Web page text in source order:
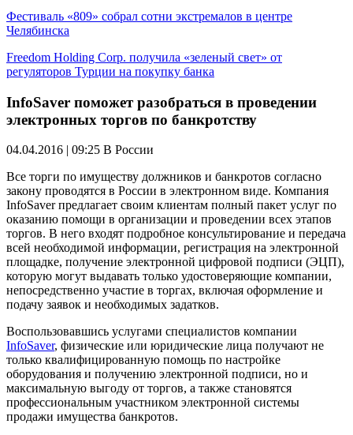
Фестиваль «809» собрал сотни экстремалов в центре
Челябинска
Freedom Holding Corp. получила «зеленый свет» от
регуляторов Турции на покупку банка
InfoSaver поможет разобраться в проведении
электронных торгов по банкротству
04.04.2016 | 09:25 В России
Все торги по имуществу должников и банкротов согласно
закону проводятся в России в электронном виде. Компания
InfoSaver предлагает своим клиентам полный пакет услуг по
оказанию помощи в организации и проведении всех этапов
торгов. В него входят подробное консультирование и передача
всей необходимой информации, регистрация на электронной
площадке, получение электронной цифровой подписи (ЭЦП),
которую могут выдавать только удостоверяющие компании,
непосредственно участие в торгах, включая оформление и
подачу заявок и необходимых задатков.
Воспользовавшись услугами специалистов компании
InfoSaver, физические или юридические лица получают не
только квалифицированную помощь по настройке
оборудования и получению электронной подписи, но и
максимальную выгоду от торгов, а также становятся
профессиональным участником электронной системы
продажи имущества банкротов.